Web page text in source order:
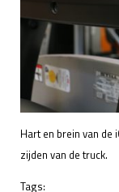
Hart en brein van de
zijden van de truck.
Tags: